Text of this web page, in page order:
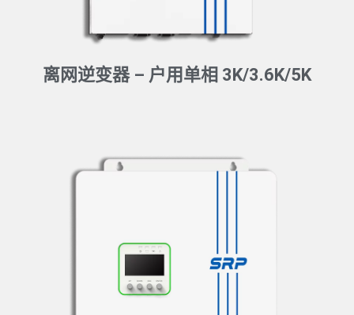
离网逆变器 – 户用单相 3K/3.6K/5K